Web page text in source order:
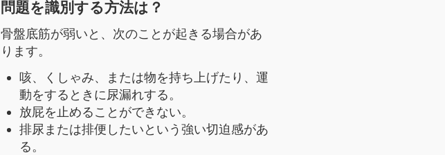
問題を識別する方法は？
骨盤底筋が弱いと、次のことが起きる場合があ
ります。
咳、くしゃみ、または物を持ち上げたり、運
動をするときに尿漏れする。
放屁を止めることができない。
排尿または排便したいという強い切迫感があ
る。